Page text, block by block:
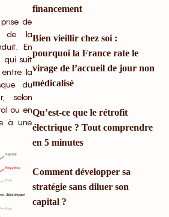
de
de la
En
qui suit
la
du
selon
ou en
à une
financement
Bien vieillir chez soi :
pourquoi la France rate le
virage de l’accueil de jour non
médicalisé
Qu’est-ce que le rétrofit
électrique ? Tout comprendre
en 5 minutes
Comment développer sa
stratégie sans diluer son
capital ?